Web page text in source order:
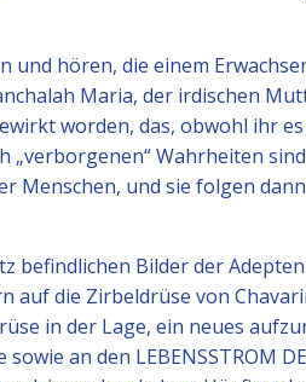
hören, die einem
Maria, der irdischen
worden, das, obwohl ihr
„verborgenen“ Wahrheiten
Menschen, und sie folgen
befindlichen Bilder der
auf die Zirbeldrüse von
in der Lage, ein neues
an den LEBENSSTROM